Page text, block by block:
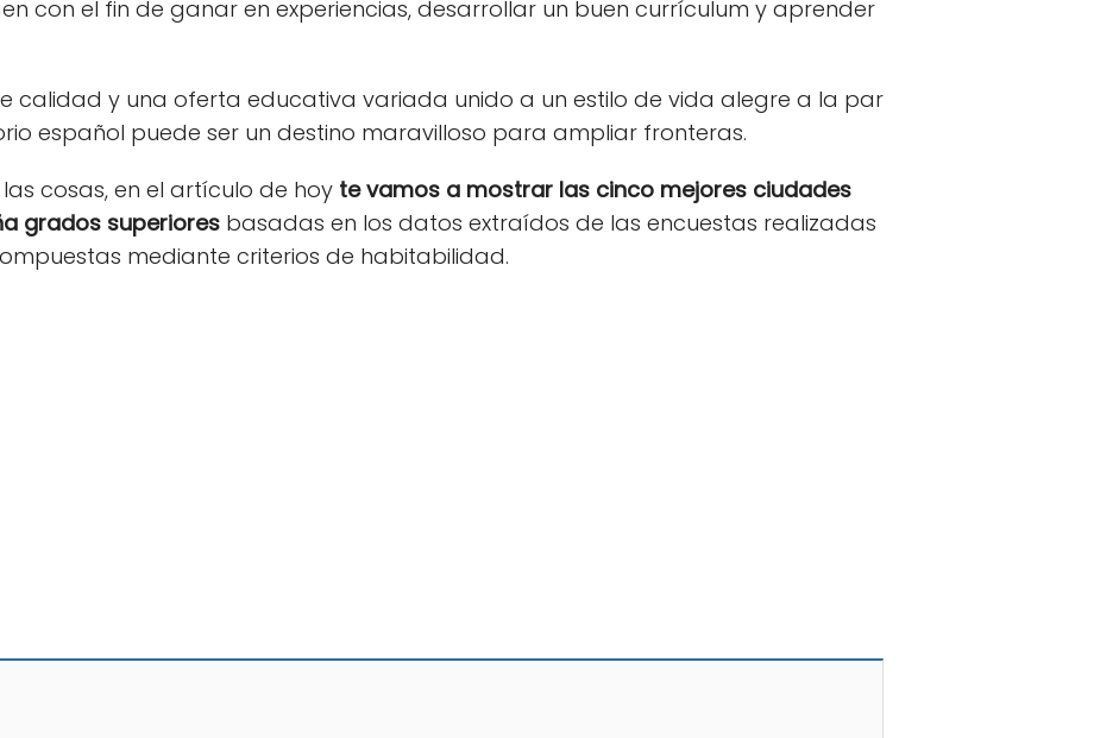
con el fin de ganar en experiencias, desarrollar un buen currículum y aprender
calidad y una oferta educativa variada unido a un estilo de vida alegre a la par
español puede ser un destino maravilloso para ampliar fronteras.
cosas, en el artículo de hoy te vamos a mostrar las cinco mejores ciudades
grados superiores basadas en los datos extraídos de las encuestas realizadas
mediante criterios de habitabilidad.